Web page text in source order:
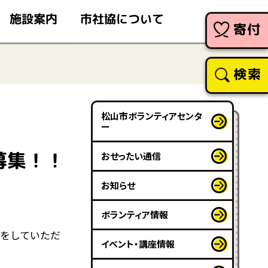
施設案内 市社協について
寄付
検索
！！
していただ
松山市ボランティアセンタ
ー
おせったい通信
お知らせ
ボランティア情報
イベント・講座情報